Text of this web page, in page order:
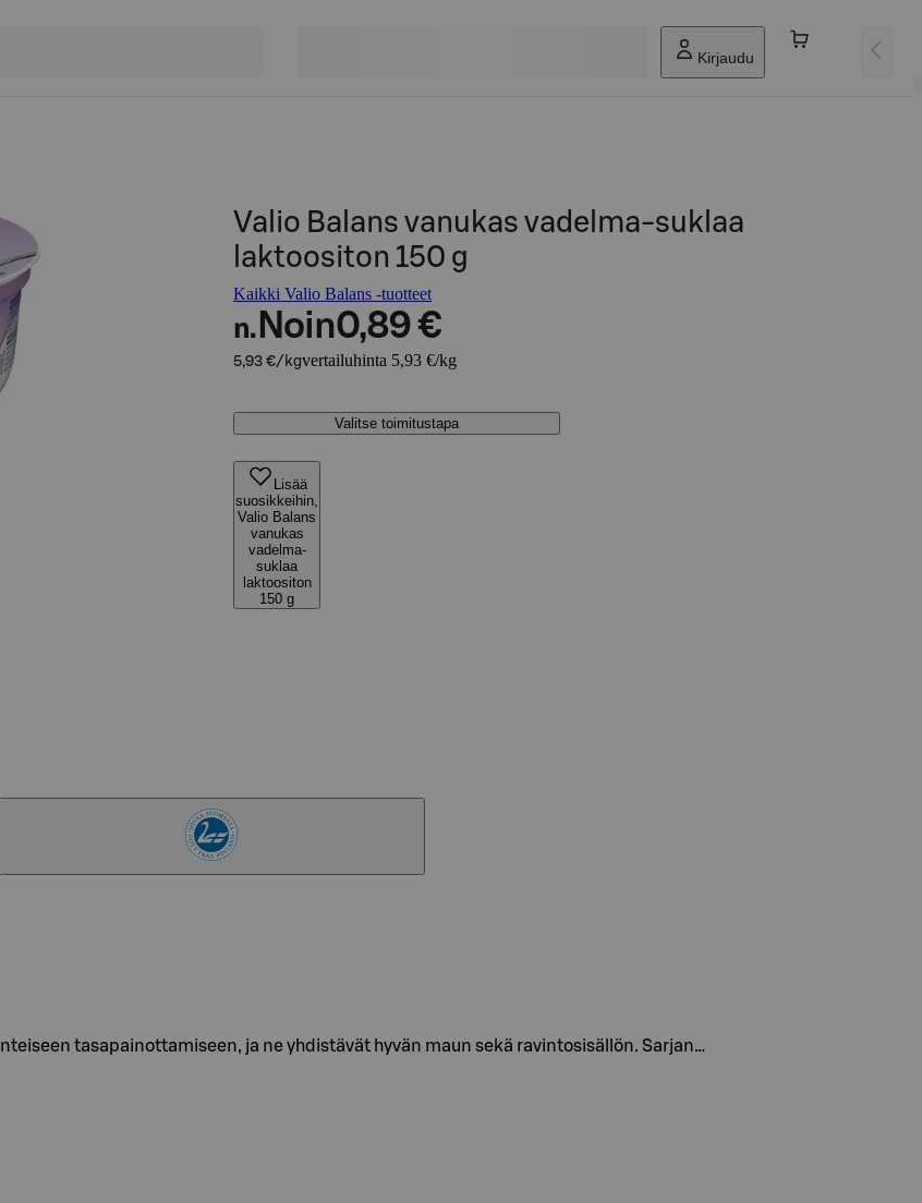
Kirjaudu
Valio Balans vanukas vadelma-suklaa
laktoositon 150 g
Kaikki Valio Balans -tuotteet
n. Noin0,89 €
5,93 €/kgvertailuhinta 5,93 €/kg
Valitse toimitustapa
Lisää
suosikkeihin,
Valio Balans
vanukas
vadelma-
suklaa
laktoositon
150 g
tasapainottamiseen, ja ne yhdistävät hyvän maun sekä ravintosisällön. Sarjan…